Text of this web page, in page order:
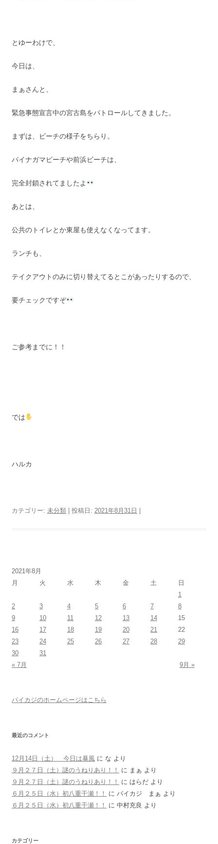
とゆーわけで、
今日は、
まぁさんと、
緊急事態宣言中の宮古島をパトロールしてきました。
まずは、ビーチの様子をちらり。
パイナガマビーチや前浜ビーチは、
完全封鎖されてましたよ
あとは、
公共のトイレとか東屋も使えなくなってます。
ランチも、
テイクアウトのみに切り替えてるとこがあったりするので、
要チェックですぞ
ご参考までに！！
では
ハルカ
カテゴリー: 未分類 | 投稿日: 2021年8月31日
2021年8月
月
火 水 木 金 土
日
1
2
3 4 5 6 7
8
9
10 11 12 13 14
15
16
17 18 19 20 21
22
23
24 25 26 27 28
29
30
31
« 7月
9月 »
パイカジのホームページはこちら
最近のコメント
12月14日（土） 今日は暴風 に な より
９月２７日（土）謎のうねりあり！！
に まぁ より
９月２７日（土）謎のうねりあり！！
に はらだ より
６月２５日（水）初八重干瀬！！
に パイカジ まぁ より
６月２５日（水）初八重干瀬！！
に 中村充良 より
カテゴリー